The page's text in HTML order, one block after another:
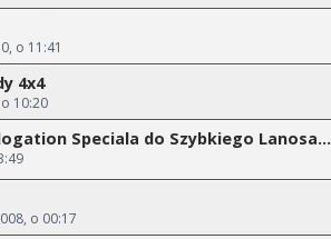
o 11:41
4x4
10:20
Speciala do Szybkiego Lanosa...
o 00:17